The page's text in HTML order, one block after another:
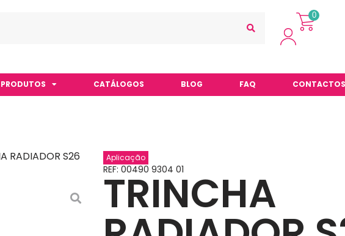
0
PRODUTOS CATÁLOGOS BLOG FAQ CONTACTOS
RADIADOR S26 Aplicação
REF: 00490 9304 01
TRINCHA